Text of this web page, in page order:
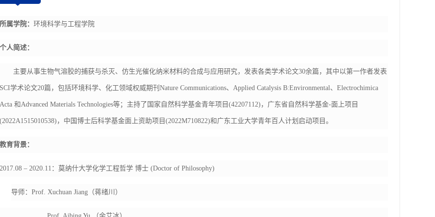
所属学院： 环境科学与工程学院
个人简述：
主要从事生物气溶胶的捕获与杀灭、仿生光催化纳米材料的合成与应用研究，发表各类学术论文30余篇，其中以第一作者发表
SCI学术论文20篇，包括环境科学、化工领域权威期刊 Nature Communications、 Applied Catalysis B:Environmental、 Electrochimica
Acta 和Advanced Materials Technologies等；主持了国家自然科学基金青年项目 (42207112) ，广东省自然科学基金-面上项目
(2022A1515010538) ，中国博士后科学基金面上资助项目 (2022M710822)和广东工业大学青年百人计划启动项目。
教育背景：
2017.08 – 2020.11 ：莫纳什大学化学工程哲学 博士 (Doctor of Philosophy)
导师： Prof. Xuchuan Jiang （蒋绪川）